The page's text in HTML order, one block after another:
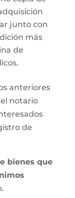
junto con
más
de
anteriores
notario
de
bienes que